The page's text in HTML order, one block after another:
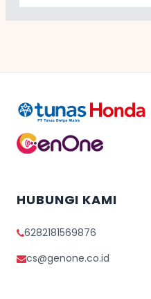
HUBUNGI KAMI
6282181569876
cs@genone.co.id